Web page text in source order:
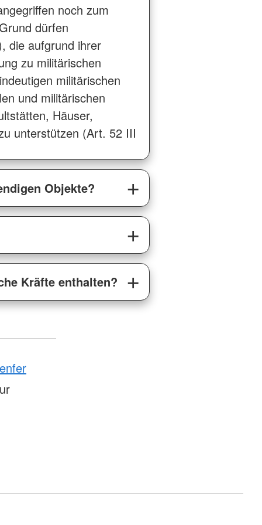
noch zum
dürfen
die aufgrund ihrer
zu militärischen
militärischen
und militärischen
Häuser,
unterstützen (Art. 52 III
Objekte?
Kräfte enthalten?